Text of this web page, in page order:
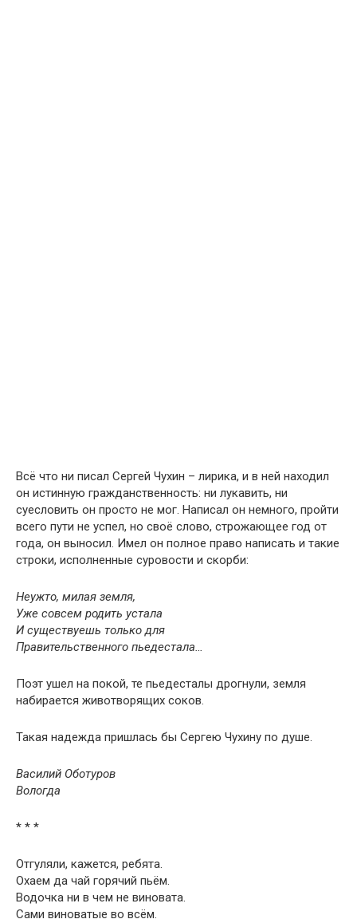
Всё что ни писал Сергей Чухин – лирика, и в ней находил
он истинную гражданственность: ни лукавить, ни
суесловить он просто не мог. Написал он немного, пройти
всего пути не успел, но своё слово, строжающее год от
года, он выносил. Имел он полное право написать и такие
строки, исполненные суровости и скорби:
Неужто, милая земля,
Уже совсем родить устала
И существуешь только для
Правительственного пьедестала…
Поэт ушел на покой, те пьедесталы дрогнули, земля
набирается животворящих соков.
Такая надежда пришлась бы Сергею Чухину по душе.
Василий Оботуров
Вологда
* * *
Отгуляли, кажется, ребята.
Охаем да чай горячий пьём.
Водочка ни в чем не виновата.
Сами виноватые во всём.